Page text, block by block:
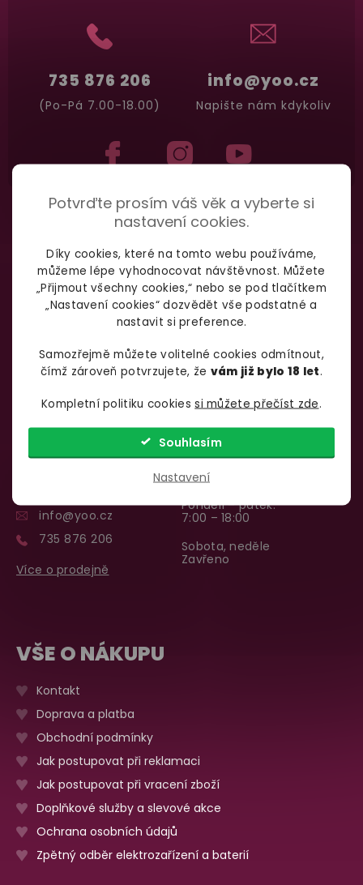
Potvrďte prosím váš věk a vyberte si
nastavení cookies.
Díky cookies, které na tomto webu používáme,
můžeme lépe vyhodnocovat návštěvnost. Můžete
„Přijmout všechny cookies,“ nebo se pod tlačítkem
„Nastavení cookies“ dozvědět vše podstatné a
nastavit si preference.
Samozřejmě můžete volitelné cookies odmítnout,
čímž zároveň potvrzujete, že vám již bylo 18 let.
Kompletní politiku cookiessi můžete přečíst zde.
Nastavení
Souhlasím
info@yoo.cz
Napište nám kdykoliv
735 876 206
(Po-Pá 7.00-18.00)
SHOWROOM BRNO
Špitálka 23a Brno, 602 00
info@yoo.cz
735 876 206
Více o prodejně
Otevírací doba:
Pondělí – pátek:
7:00 – 18:00
Sobota, neděle
Zavřeno
VŠE O NÁKUPU
Kontakt
Doprava a platba
Obchodní podmínky
Jak postupovat při reklamaci
Jak postupovat při vracení zboží
Doplňkové služby a slevové akce
Ochrana osobních údajů
Zpětný odběr elektrozařízení a baterií